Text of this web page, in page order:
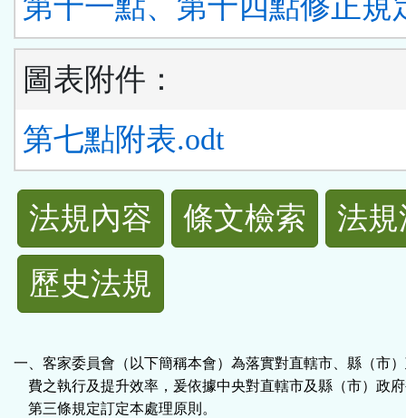
第十一點、第十四點修正規
圖表附件：
第七點附表.odt
法
規
功
按
法規內容 條文檢索
法
歷史法規
一、客家委員會（以下簡稱本會）為落實對直轄市、縣（市
費之執行及提升效率，爰依據中央對直轄市及縣（市）政
第三條規定訂定本處理原則。